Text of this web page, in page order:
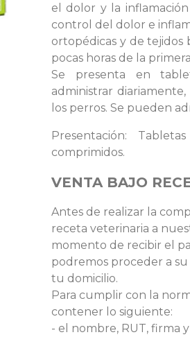
el dolor y la inflamación
control del dolor e
ortopédicas y de tejidos
pocas horas de la
Se presenta en
administrar
los perros. Se pueden
Presentación:
comprimidos.
VENTA BAJO
Antes de realizar la
receta veterinaria a
momento de recibir el
podremos proceder a
tu domicilio.
Para cumplir con la
contener lo siguiente:
- el nombre, RUT, firma